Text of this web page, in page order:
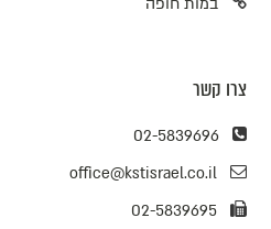
צרו קשר
02-5839696
office@kstisrael.co.il
02-5839695